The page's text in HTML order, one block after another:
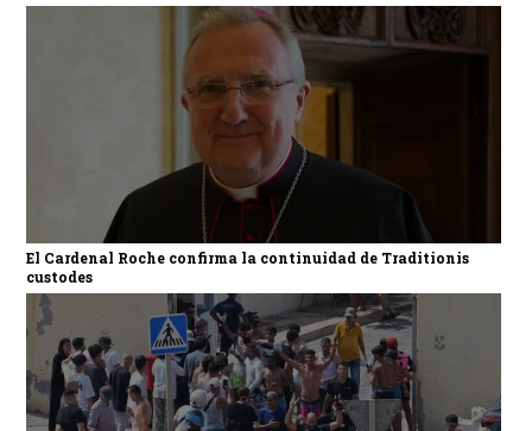
El Cardenal Roche confirma la continuidad de Traditionis
custodes